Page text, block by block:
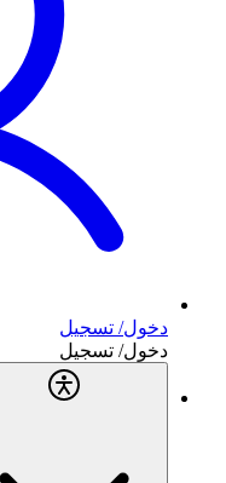
دخول/ تسجيل
دخول/ تسجيل